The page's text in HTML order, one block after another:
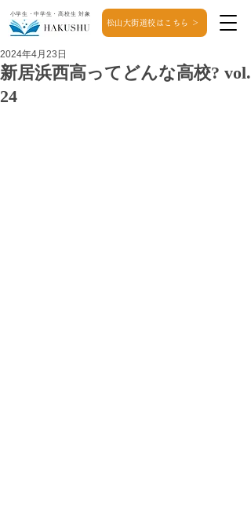
小学生・中学生・高校生 対象
松山大街道校はこちら ＞
新居浜西高ってどんな高校? vol.
24
2024年4月23日